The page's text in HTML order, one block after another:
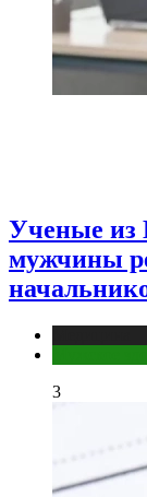
Ученые из
мужчины
3